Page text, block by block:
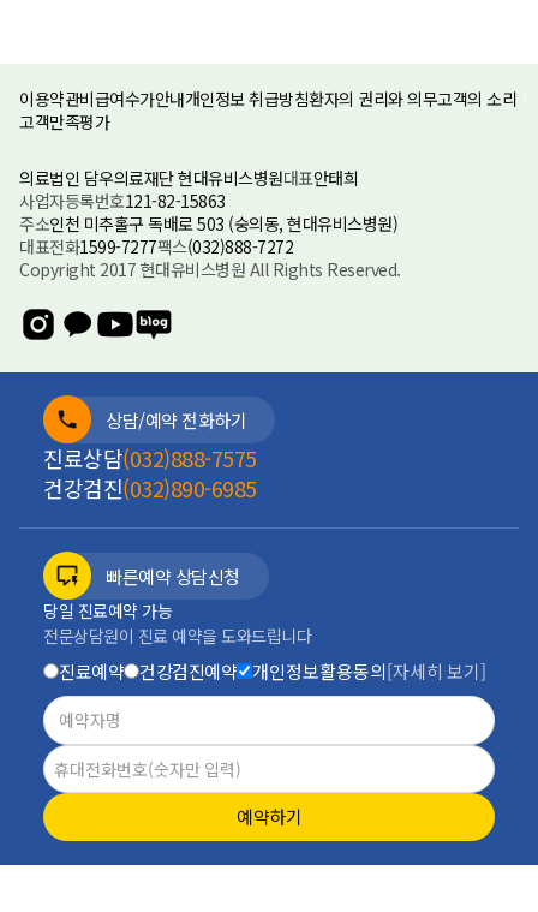
이용약관비급여수가안내개인정보 취급방침환자의 권리와 의무고객의 소리
고객만족평가
의료법인 담우의료재단 현대유비스병원대표안태희
사업자등록번호121-82-15863
주소인천 미추홀구 독배로 503 (숭의동, 현대유비스병원)
대표전화1599-7277팩스(032)888-7272
Copyright 2017 현대유비스병원 All Rights Reserved.
상담/예약 전화하기
진료상담(032)888-7575
건강검진(032)890-6985
빠른예약 상담신청
당일 진료예약 가능
전문상담원이 진료 예약을 도와드립니다
진료예약 건강검진예약 개인정보활용동의[자세히 보기]
예약하기